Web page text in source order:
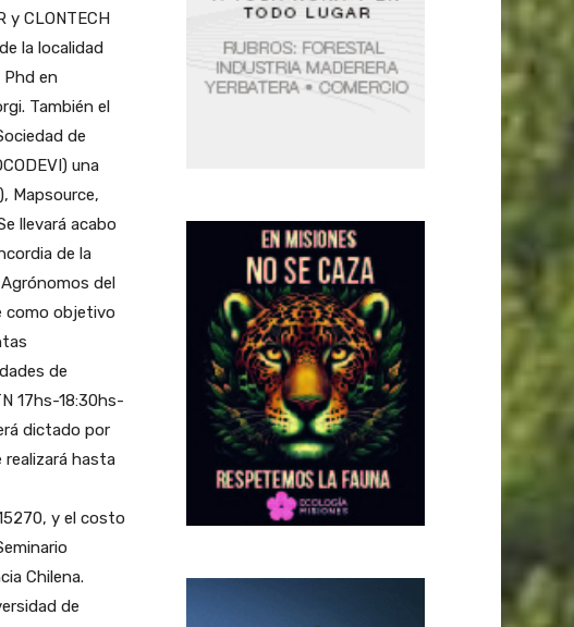
y CLONTECH
la localidad
Phd en
También el
de
una
Mapsource,
llevará acabo
de la
del
como objetivo
de
17hs-18:30hs-
dictado por
realizará hasta
y el costo
Chilena.
de